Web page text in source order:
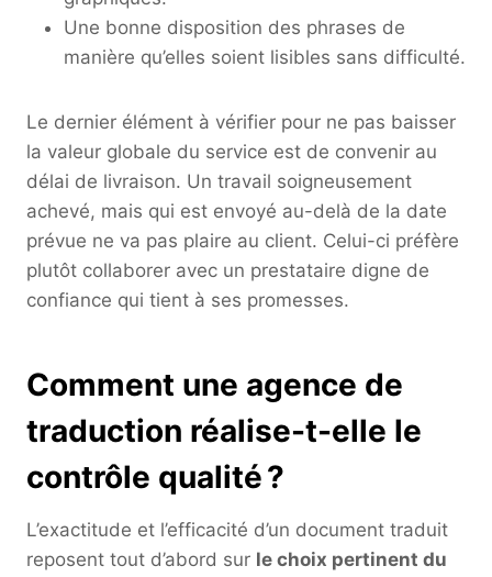
Une bonne disposition des phrases de
manière qu’elles soient lisibles sans difficulté.
Le dernier élément à vérifier pour ne pas baisser
la valeur globale du service est de convenir au
délai de livraison. Un travail soigneusement
achevé, mais qui est envoyé au-delà de la date
prévue ne va pas plaire au client. Celui-ci préfère
plutôt collaborer avec un prestataire digne de
confiance qui tient à ses promesses.
Comment une agence de
traduction réalise-t-elle le
contrôle qualité ?
L’exactitude et l’efficacité d’un document traduit
reposent tout d’abord sur le choix pertinent du